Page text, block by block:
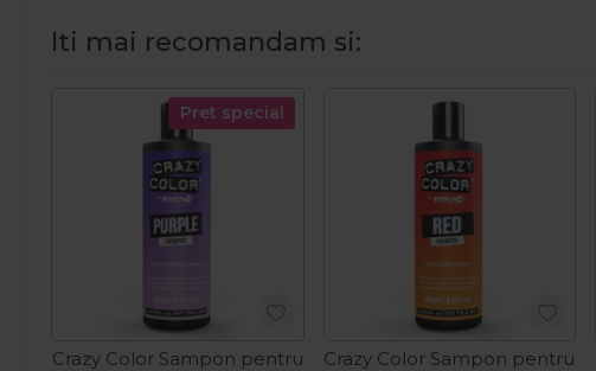
Iti mai recomandam si:
Pret special
Crazy Color Sampon pentru
Crazy Color Sampon pentru